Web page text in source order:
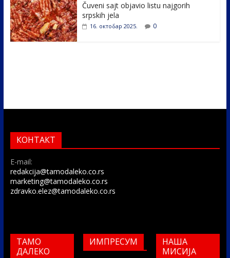
Čuveni sajt objavio listu najgorih
srpskih jela
16. октобар 2025. 0
КОНТАКТ
E-mail:
redakcija@tamodaleko.co.rs
marketing@tamodaleko.co.rs
zdravko.elez@tamodaleko.co.rs
ТАМО
ДАЛЕКО
ИМПРЕСУМ
НАША
МИСИЈА